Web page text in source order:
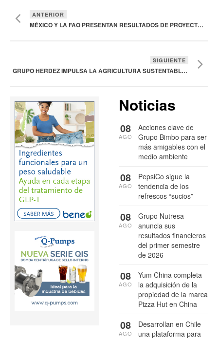
ANTERIOR
MÉXICO Y LA FAO PRESENTAN RESULTADOS DE PROYECTOS AGRÍCOLAS, PECUARIOS Y ACUÍCOLAS EN BENEFICIO DEL CAMPO MEXICANO
SIGUIENTE
GRUPO HERDEZ IMPULSA LA AGRICULTURA SUSTENTABLE Y REGENERATIVA PARA EL CULTIVO DE ALIMENTOS
Noticias
Acciones clave de
Grupo Bimbo para ser
más amigables con el
medio ambiente
08
AGO
PepsiCo sigue la
tendencia de los
refrescos “sucios”
08
AGO
Grupo Nutresa
anuncia sus
resultados financieros
del primer semestre
de 2026
08
AGO
Yum China completa
la adquisición de la
propiedad de la marca
Pizza Hut en China
08
AGO
Desarrollan en Chile
una plataforma para
08
AGO